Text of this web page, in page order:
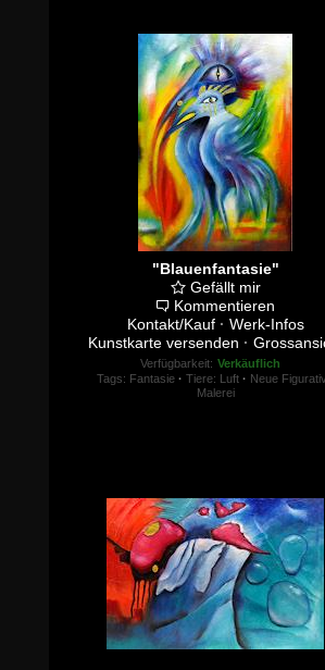
"Blauenfantasie"
Gefällt mir
Kommentieren
Kontakt/Kauf · Werk-Infos
Kunstkarte versenden ·
Verfügbarkeit: Verkäuflich
Tags: Fantasie · Tiere: Luft · Neue
Malerei